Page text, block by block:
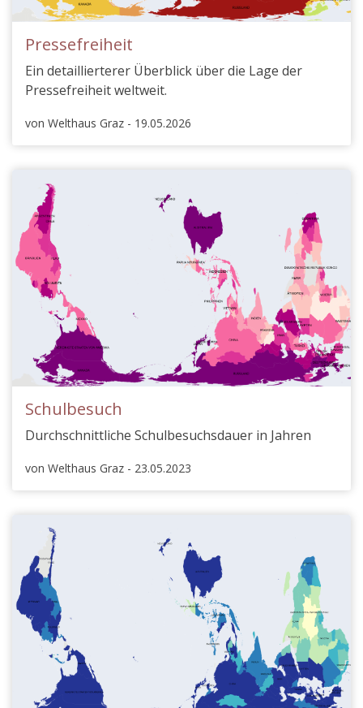
Pressefreiheit
Ein detaillierterer Überblick über die Lage der
Pressefreiheit weltweit.
von Welthaus Graz - 19.05.2026
Schulbesuch
Durchschnittliche Schulbesuchsdauer in Jahren
von Welthaus Graz - 23.05.2023